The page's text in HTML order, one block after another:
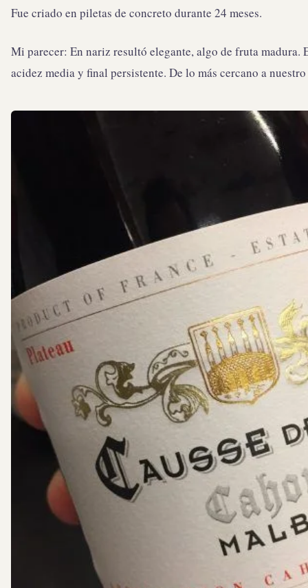
Fue criado en piletas de concreto durante 24 meses.
Mi parecer: En nariz resultó elegante, algo de fruta madura.
acidez media y final persistente. De lo más cercano a